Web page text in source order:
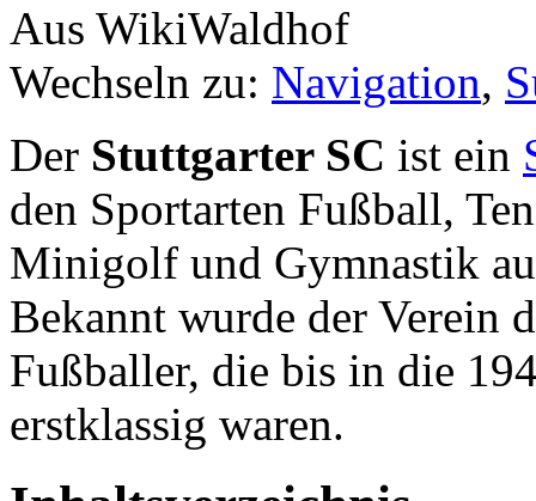
Aus WikiWaldhof
Wechseln zu: Navigation,
Der Stuttgarter SC ist ein
den Sportarten Fußball,
Minigolf und Gymnastik
Bekannt wurde der Verein
Fußballer, die bis in die
erstklassig waren.